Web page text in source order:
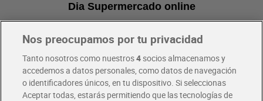
Dia Supermercado online
Pide hoy, recibe hoy
Envío gratis por compras superiores a 100€
Envío estandar por 4,99€
Nos preocupamos por tu privacidad
Tanto nosotros como nuestros4socios almacenamos y
accedemos a datos personales, como datos de navegación
o identificadores únicos, en tu dispositivo. Si seleccionas
Aceptar todas, estarás permitiendo que las tecnologías de